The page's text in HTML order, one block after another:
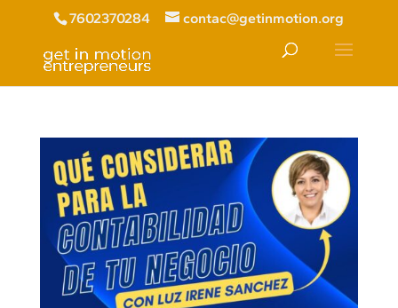
7602370284 contac@getinmotion.org